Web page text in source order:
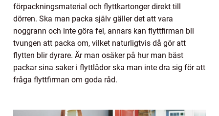
förpackningsmaterial och flyttkartonger direkt till
dörren. Ska man packa själv gäller det att vara
noggrann och inte göra fel, annars kan flyttfirman bli
tvungen att packa om, vilket naturligtvis då gör att
flytten blir dyrare. Är man osäker på hur man bäst
packar sina saker i flyttlådor ska man inte dra sig för att
fråga flyttfirman om goda råd.